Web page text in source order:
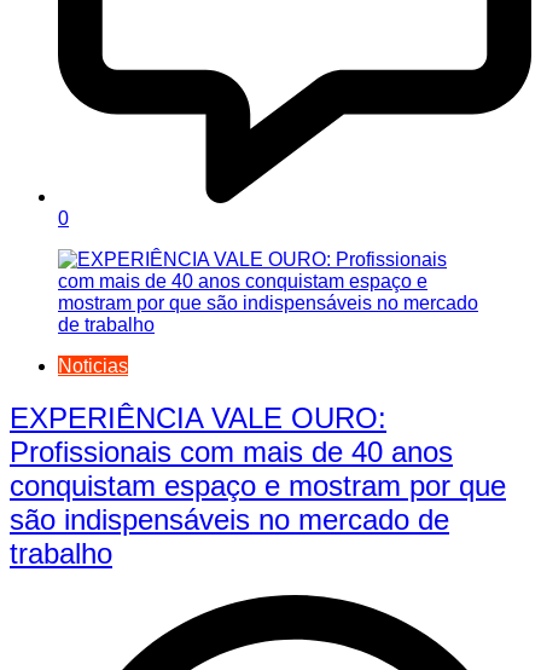
0
Noticias
EXPERIÊNCIA VALE OURO:
Profissionais com mais de 40 anos
conquistam espaço e mostram por que
são indispensáveis no mercado de
trabalho